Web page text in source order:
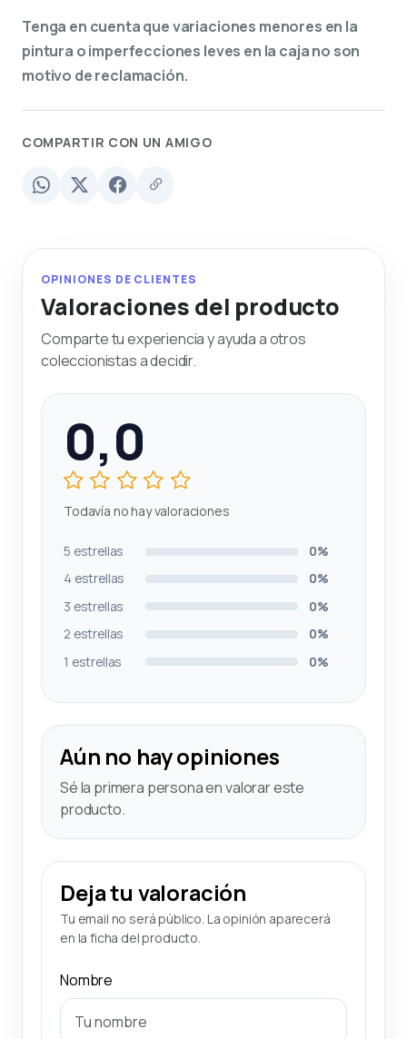
Tenga en cuenta que variaciones menores en la
pintura o imperfecciones leves en la caja no son
motivo de reclamación.
COMPARTIR CON UN AMIGO
OPINIONES DE CLIENTES
Valoraciones del producto
Comparte tu experiencia y ayuda a otros
coleccionistas a decidir.
0,0
Todavía no hay valoraciones
5 estrellas
0%
4 estrellas
0%
3 estrellas
0%
2 estrellas
0%
1 estrellas
0%
Aún no hay opiniones
Sé la primera persona en valorar este
producto.
Deja tu valoración
Tu email no será público. La opinión aparecerá
en la ficha del producto.
Nombre